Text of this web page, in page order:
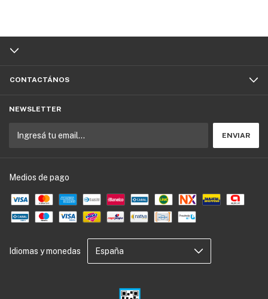
CONTACTÁNOS
NEWSLETTER
Medios de pago
Idiomas y monedas